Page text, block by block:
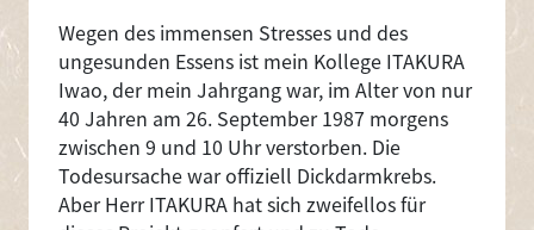
Wegen des immensen Stresses und des
ungesunden Essens ist mein Kollege ITAKURA
Iwao, der mein Jahrgang war, im Alter von nur
40 Jahren am 26. September 1987 morgens
zwischen 9 und 10 Uhr verstorben. Die
Todesursache war offiziell Dickdarmkrebs.
Aber Herr ITAKURA hat sich zweifellos für